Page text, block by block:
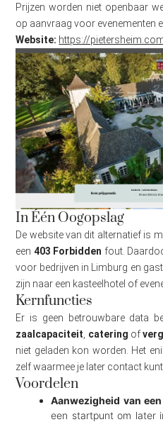
Prijzen worden niet openbaar
op aanvraag voor evenementen
Website: https://
In Één Oogopslag
De website van dit alternatief is
een 403 Forbidden fout.
voor bedrijven in Limburg en
zijn naar een kasteelhotel of
Kernfuncties
Er is geen betrouwbare data
zaalcapaciteit catering of
niet geladen kon worden. Het
zelf waarmee je later contact
Voordelen
Aanwezigheid van
een startpunt om later